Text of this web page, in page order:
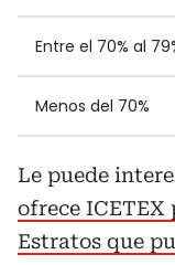
Entre el 70% al
Menos del 70%
Le puede
ofrece
Estratos que